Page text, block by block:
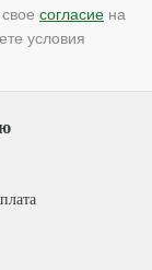
согласие на
условия